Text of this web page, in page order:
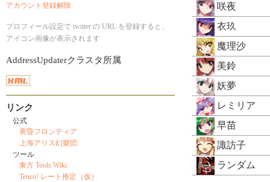
咲夜
衣玖
魔理沙
美鈴
妖夢
レミリア
早苗
諏訪子
ランダム
アカウント登録解除
プロフィール設定で twitter の URL を登録すると、
アイコン画像が表示されます
AddressUpdaterクラスタ所属
リンク
公式
黄昏フロンティア
上海アリス幻樂団
ツール
東方 Tools Wiki
Tenco! レート推定（仮）